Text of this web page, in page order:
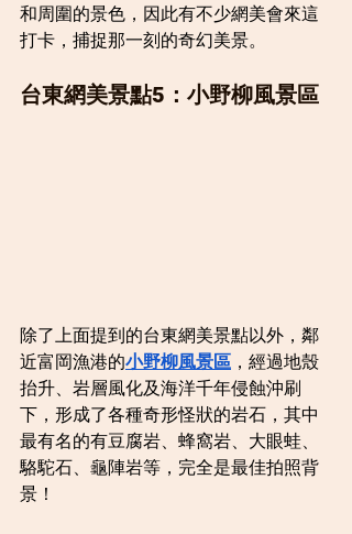
和周圍的景色，因此有不少網美會來這
打卡，捕捉那一刻的奇幻美景。
台東網美景點5：小野柳風景區
除了上面提到的台東網美景點以外，鄰
近富岡漁港的小野柳風景區 ，經過地殼
抬升、岩層風化及海洋千年侵蝕沖刷
下，形成了各種奇形怪狀的岩石，其中
最有名的有豆腐岩、蜂窩岩、大眼蛙、
駱駝石、龜陣岩等，完全是最佳拍照背
景！